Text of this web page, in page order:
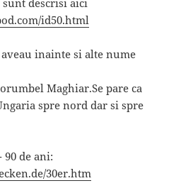
id50.html
inainte si alte nume
Maghiar.Se pare ca
spre nord dar si spre
90 de ani:
30er.htm